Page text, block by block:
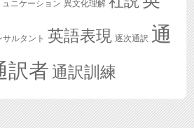
ニケーション 異文化理解
ルタント 英語表現 逐次通訳 通
訳者通訳訓練